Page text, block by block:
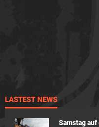
LASTEST NEWS
Samstag